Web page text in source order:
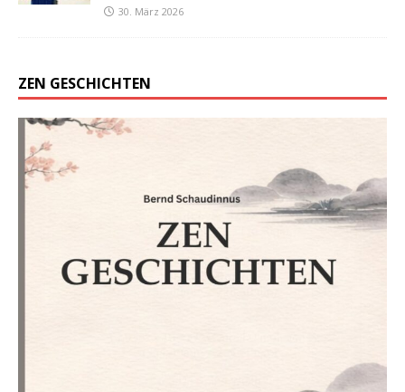
30. März 2026
ZEN GESCHICHTEN